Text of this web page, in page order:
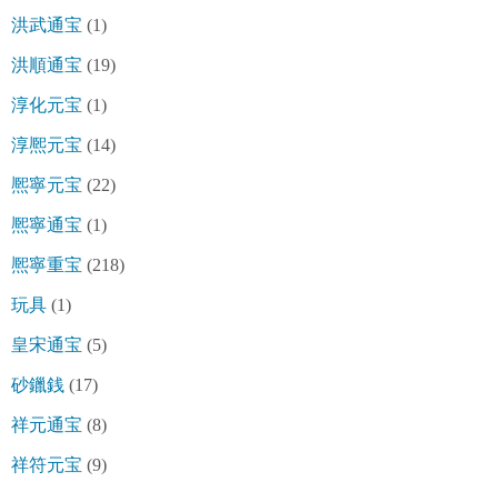
洪武通宝 (1)
洪順通宝 (19)
淳化元宝 (1)
淳熈元宝 (14)
熈寧元宝 (22)
熈寧通宝 (1)
熈寧重宝 (218)
玩具 (1)
皇宋通宝 (5)
砂鑞銭 (17)
祥元通宝 (8)
祥符元宝 (9)